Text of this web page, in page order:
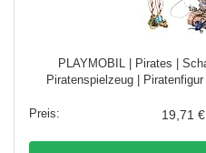
PLAYMOBIL | Pirates |
Piratenspielzeug |
19,71 €